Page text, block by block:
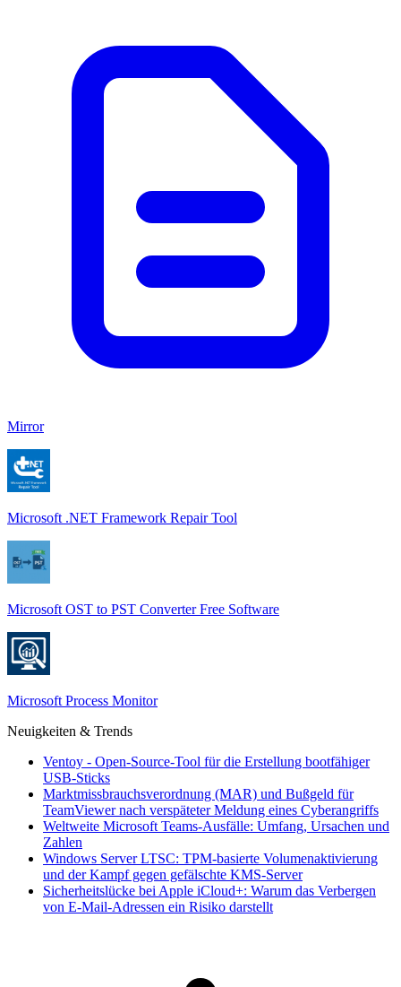
Mirror
Microsoft .NET Framework Repair Tool
Microsoft OST to PST Converter Free Software
Microsoft Process Monitor
Neuigkeiten & Trends
Ventoy - Open-Source-Tool für die Erstellung bootfähiger
USB-Sticks
Marktmissbrauchsverordnung (MAR) und Bußgeld für
TeamViewer nach verspäteter Meldung eines Cyberangriffs
Weltweite Microsoft Teams-Ausfälle: Umfang, Ursachen und
Zahlen
Windows Server LTSC: TPM-basierte Volumenaktivierung
und der Kampf gegen gefälschte KMS-Server
Sicherheitslücke bei Apple iCloud+: Warum das Verbergen
von E-Mail-Adressen ein Risiko darstellt